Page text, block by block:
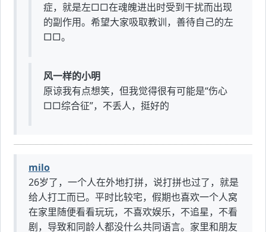
症，就是左□□在魂魄进出时受到干扰而出现
的副作用。希望大家吸取教训，善待自己的左
□□。
风一样的小明
原谅我有点想笑，但我觉得很有可能是“伤心
□□综合征”，不丢人，挺好的
milo
26岁了，一个人在外地打拼，说打拼也过了，就是
给人打工而已。平时比较宅，假期也喜欢一个人窝
在家里随便看看玩玩，不喜欢娱乐，不追星，不看
剧，导致和同龄人都没什么共同语言。家里和朋友